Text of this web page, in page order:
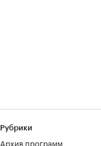
Рубрики
Архив программ